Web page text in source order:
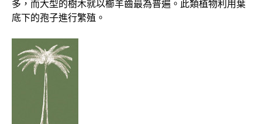
多，而大型的樹木就以櫛羊齒最為普遍。此類植物利用葉
底下的孢子進行繁殖。